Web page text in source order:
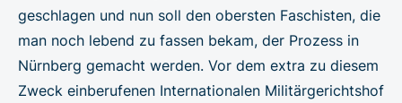
geschlagen und nun soll den obersten Faschisten, die
man noch lebend zu fassen bekam, der Prozess in
Nürnberg gemacht werden. Vor dem extra zu diesem
Zweck einberufenen Internationalen Militärgerichtshof